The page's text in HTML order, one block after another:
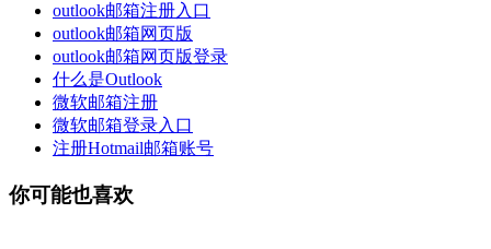
outlook邮箱注册入口
outlook邮箱网页版
outlook邮箱网页版登录
什么是Outlook
微软邮箱注册
微软邮箱登录入口
注册Hotmail邮箱账号
你可能也喜欢